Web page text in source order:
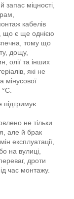
запас міцності,
кабелів
що є ще однією
тому що
дощу,
олії та інших
які не
мінусової
підтримує
не тільки
але й брак
експлуатації,
на вулиці,
дроти
час монтажу.